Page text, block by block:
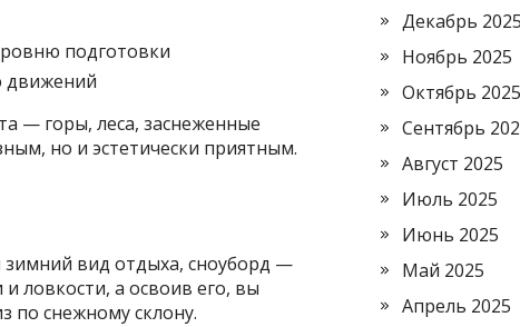
подготовки
движений
— горы, леса, заснеженные
но и эстетически приятным.
вид отдыха, сноуборд —
ловкости, а освоив его, вы
по снежному склону.
Декабрь 2025
Ноябрь 2025
Октябрь 2025
Сентябрь
Август 2025
Июль 2025
Июнь 2025
Май 2025
Апрель 2025